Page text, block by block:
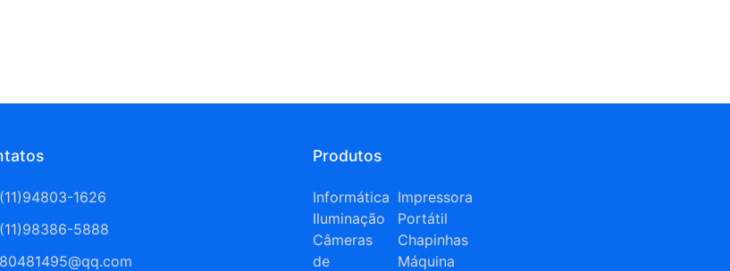
(11)94803-1626
(11)98386-5888
80481495@qq.com
Produtos
Informática
Iluminação
Câmeras
de
Impressora
Portátil
Chapinhas
Máquina